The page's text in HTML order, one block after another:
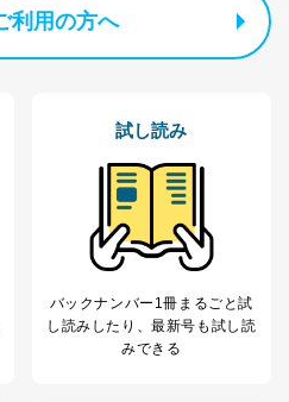
郎
て
管理者を設置し、個人情報保
人情報を取得・アクセス・利
。
ービス
管理グループディレクター 前
利用の方へ
試し読み
バックナンバー1冊まるごと試
し読み したり、最新号も試し読
みできる